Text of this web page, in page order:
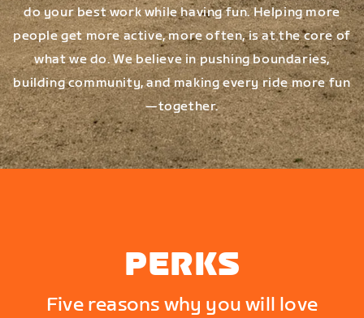
do your best work while having fun. Helping more
people get more active, more often, is at the core of
what we do. We believe in pushing boundaries,
building community, and making every ride more fun
—together.
PERKS
Five reasons why you will love